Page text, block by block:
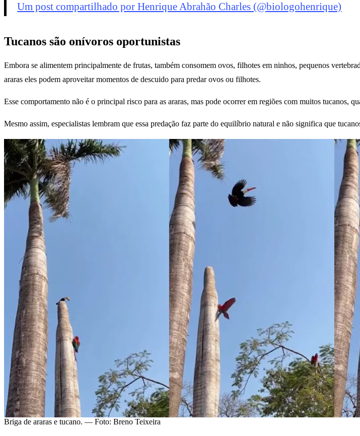
Um post compartilhado por Henrique Abrahão Charles (@biologohenrique)
Tucanos são onívoros oportunistas
Embora se alimentem principalmente de frutas, também consomem ovos, filhotes em ninhos, pequenos
araras eles podem aproveitar momentos de descuido para predar ovos ou filhotes.
Esse comportamento não é o principal risco para as araras, mas pode ocorrer em regiões com muitos tucanos,
Mesmo assim, especialistas lembram que essa predação faz parte do equilíbrio natural e não significa que
Briga de araras e tucano. — Foto: Breno Teixeira